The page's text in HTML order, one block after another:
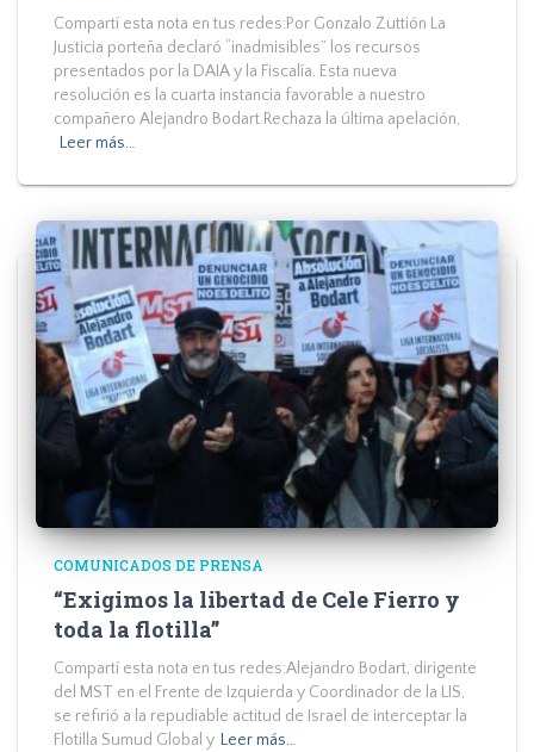
Compartí esta nota en tus redes:Por Gonzalo Zuttión La
Justicia porteña declaró “inadmisibles” los recursos
presentados por la DAIA y la Fiscalía. Esta nueva
resolución es la cuarta instancia favorable a nuestro
compañero Alejandro Bodart.Rechaza la última apelación,
Leer más…
COMUNICADOS DE PRENSA
“Exigimos la libertad de Cele Fierro y
toda la flotilla”
Compartí esta nota en tus redes:Alejandro Bodart, dirigente
del MST en el Frente de Izquierda y Coordinador de la LIS,
se refirió a la repudiable actitud de Israel de interceptar la
Flotilla Sumud Global y Leer más…